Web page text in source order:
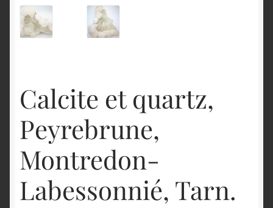
Calcite et quartz,
Peyrebrune,
Montredon-
Labessonnié, Tarn.